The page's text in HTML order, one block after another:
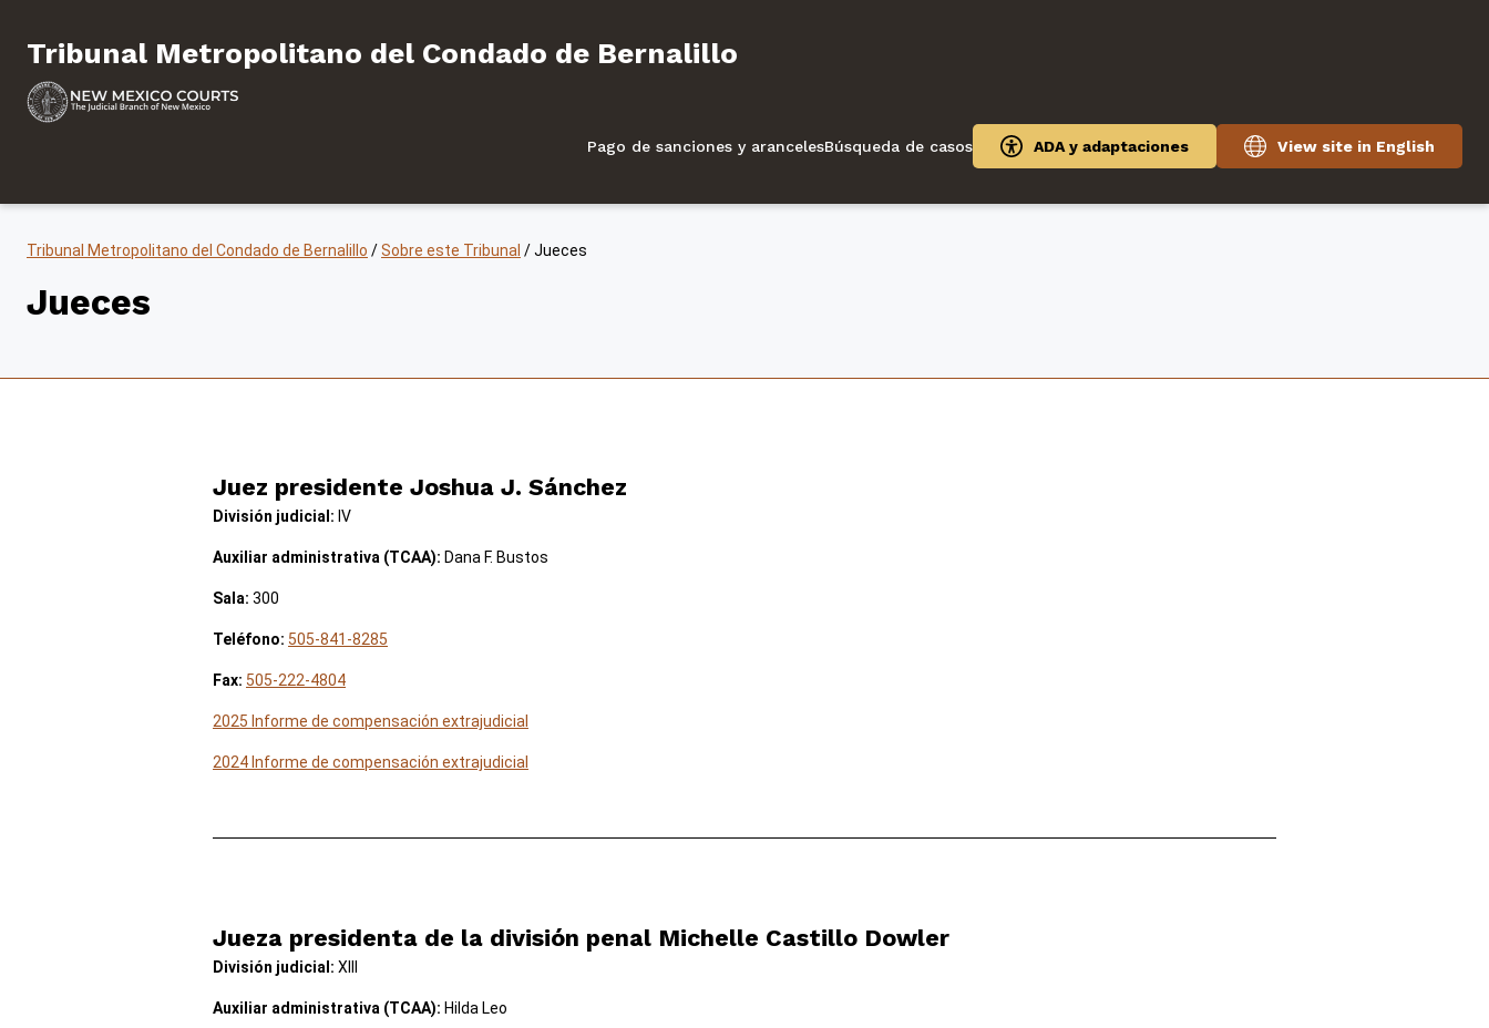
Tribunal Metropolitano del Condado de Bernalillo
Tribunal Metropolitano del Condado de Bernalillo
Pago de sanciones y arancelesBúsqueda de casos ADA y adaptaciones View site in English
Tribunal Metropolitano del Condado de Bernalillo /Sobre este Tribunal /Jueces
Jueces
Juez presidente Joshua J. Sánchez
División judicial: IV
Auxiliar administrativa (TCAA): Dana F. Bustos
Sala: 300
Teléfono: 505-841-8285
Fax: 505-222-4804
2025 Informe de compensación extrajudicial
2024 Informe de compensación extrajudicial
Jueza presidenta de la división penal Michelle Castillo Dowler
División judicial: XIII
Auxiliar administrativa (TCAA): Hilda Leo